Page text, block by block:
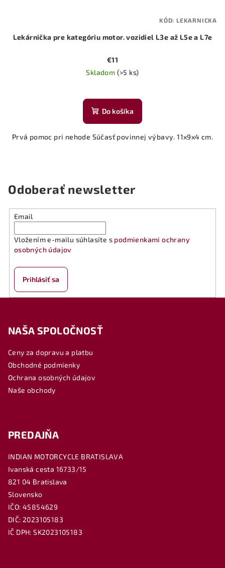
Lekárnička pre kategóriu motor. vozidiel L3e až L5e a L7e
€11
Skladom (>5 ks)
Do košíka
Prvá pomoc pri nehode Súčasť povinnej výbavy. 11x9x4 cm.
KÓD: LEKARNICKA
Odoberať newsletter
Email
Vložením e-mailu súhlasíte s podmienkami ochrany
osobných údajov
Prihlásiť sa
NAŠA SPOLOČNOSŤ
Ceny za dopravu a platbu
Obchodné podmienky
Ochrana osobných údajov
Naše obchody
PREDAJŇA
INDIAN MOTORCYCLE BRATISLAVA
Ivanská cesta 16733/15
821 04 Bratislava
Slovensko
IČO: 45854629
DIČ: 2023105183
IČ DPH: SK2023105183